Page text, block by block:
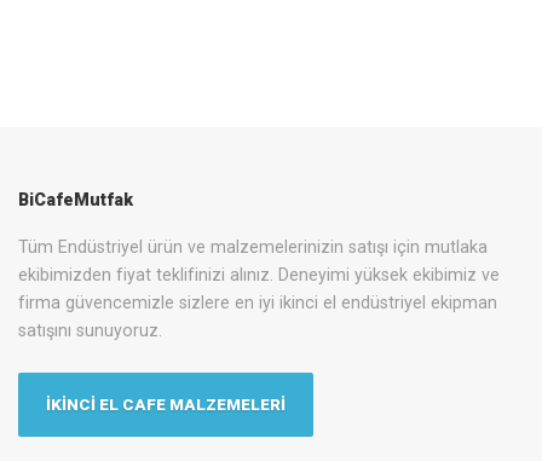
BiCafeMutfak
Tüm Endüstriyel ürün ve malzemelerinizin satışı için mutlaka
ekibimizden fiyat teklifinizi alınız. Deneyimi yüksek ekibimiz ve
firma güvencemizle sizlere en iyi ikinci el endüstriyel ekipman
satışını sunuyoruz.
İKİNCİ EL CAFE MALZEMELERİ